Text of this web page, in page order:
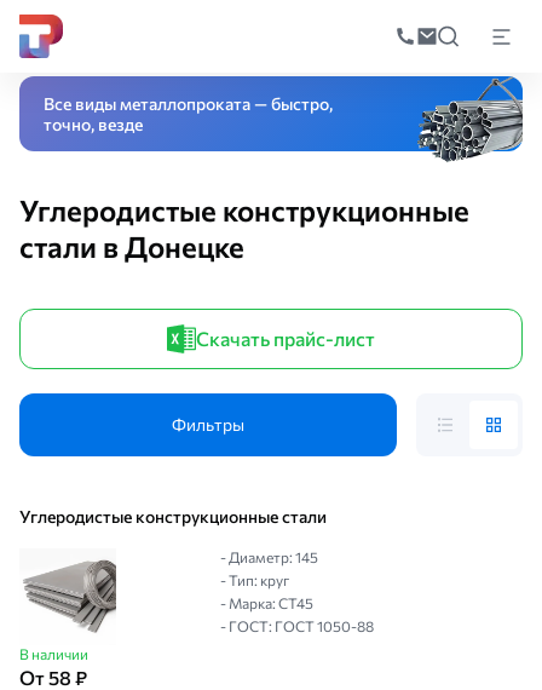
по
Главная Конструкционная
Все виды металлопроката — быстро,
точно, везде
Углеродистые конструкционные
стали в Донецке
Скачать прайс-лист
Фильтры
Углеродистые конструкционные стали
В наличии
От 58 ₽
- Диаметр: 145
- Тип: круг
- Марка: СТ45
- ГОСТ: ГОСТ 1050-88